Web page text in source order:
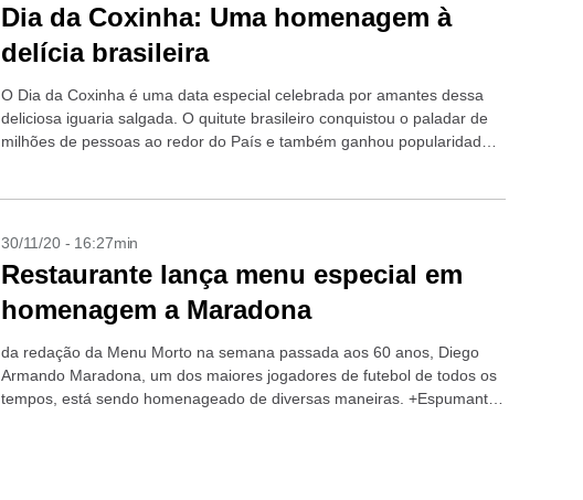
Dia da Coxinha: Uma homenagem à
delícia brasileira
O Dia da Coxinha é uma data especial celebrada por amantes dessa
deliciosa iguaria salgada. O quitute brasileiro conquistou o paladar de
milhões de pessoas ao redor do País e também ganhou popularidade
30/11/20 - 16:27min
Restaurante lança menu especial em
homenagem a Maradona
da redação da Menu Morto na semana passada aos 60 anos, Diego
Armando Maradona, um dos maiores jogadores de futebol de todos os
tempos, está sendo homenageado de diversas maneiras. +Espumante